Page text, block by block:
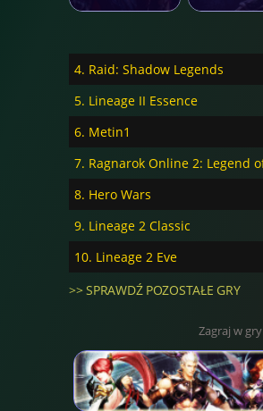
4. Raid: Shadow Legends
5. Lineage II Essence
6. Metin1
8. Hero Wars
9. Lineage 2 Classic
10. Lineage 2 Eve
>> SPRAWDŹ POZOSTAŁE GRY
Zagraj w gry